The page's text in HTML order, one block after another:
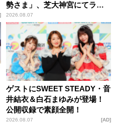
勢さま」、芝大神宮にてラン
パンプスが合格祈願！
2026.08.07
ゲストにSWEET STEADY・音
井結衣＆白石まゆみが登場！
公開収録で素顔全開！
2026.08.07 AD